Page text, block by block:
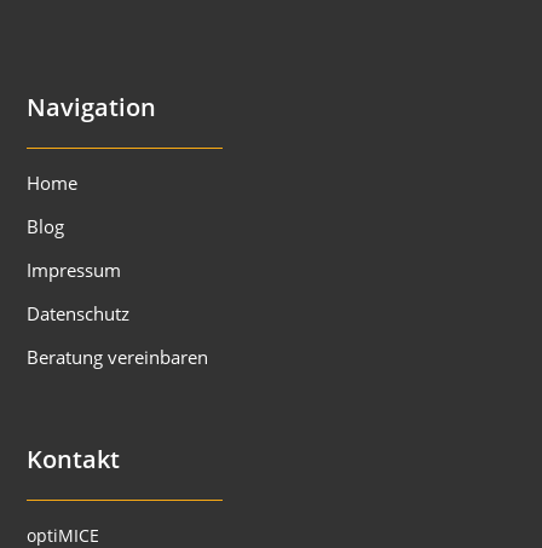
Navigation
Home
Blog
Impressum
Datenschutz
Beratung vereinbaren
Kontakt
optiMICE